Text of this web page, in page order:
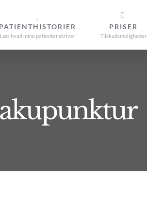
PATIENTHISTORIER
Læs hvad mine patienter skriver
PRISER
Tilskudsmuligheder